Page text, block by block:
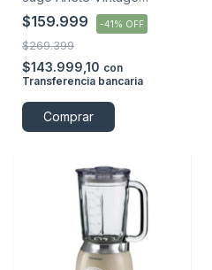
Cítricos 85 W
$159.999 -41% OFF
$269.399
$143.999,10 con
Transferencia bancaria
Comprar